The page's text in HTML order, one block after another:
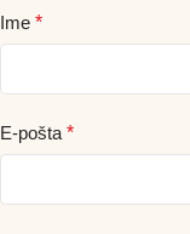
Ime *
E-pošta *